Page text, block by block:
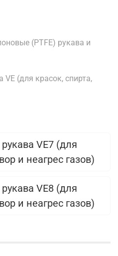
(PTFE) рукава и
(для красок, спирта,
VE7 (для
и неагрес газов)
VE8 (для
и неагрес газов)